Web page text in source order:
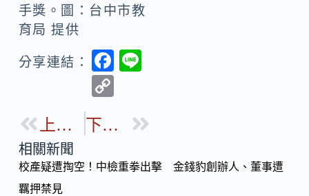
手獎。圖：台中市教
育局 提供
分享連結：
F
b
o
p
Li
上一篇 下一篇
相關新聞
校產疑遭掏空！中檢重拳出擊 金錢豹創辦人、董事遭
羈押禁見